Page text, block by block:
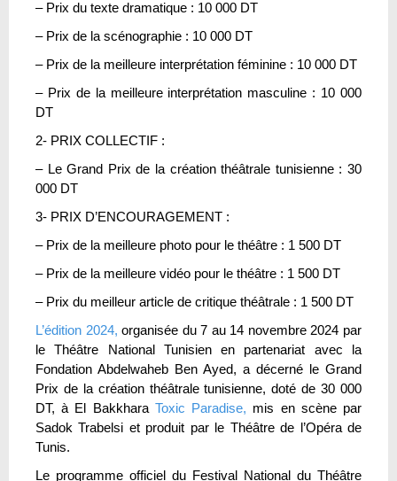
– Prix du texte dramatique : 10 000 DT
– Prix de la scénographie : 10 000 DT
– Prix de la meilleure interprétation féminine : 10 000 DT
– Prix de la meilleure interprétation masculine : 10 000
DT
2- PRIX COLLECTIF :
– Le Grand Prix de la création théâtrale tunisienne : 30
000 DT
3- PRIX D’ENCOURAGEMENT :
– Prix de la meilleure photo pour le théâtre : 1 500 DT
– Prix de la meilleure vidéo pour le théâtre : 1 500 DT
– Prix du meilleur article de critique théâtrale : 1 500 DT
L’édition 2024, organisée du 7 au 14 novembre 2024 par
le Théâtre National Tunisien en partenariat avec la
Fondation Abdelwaheb Ben Ayed, a décerné le Grand
Prix de la création théâtrale tunisienne, doté de 30 000
DT, à El Bakkhara Toxic Paradise, mis en scène par
Sadok Trabelsi et produit par le Théâtre de l’Opéra de
Tunis.
Le programme officiel du Festival National du Théâtre